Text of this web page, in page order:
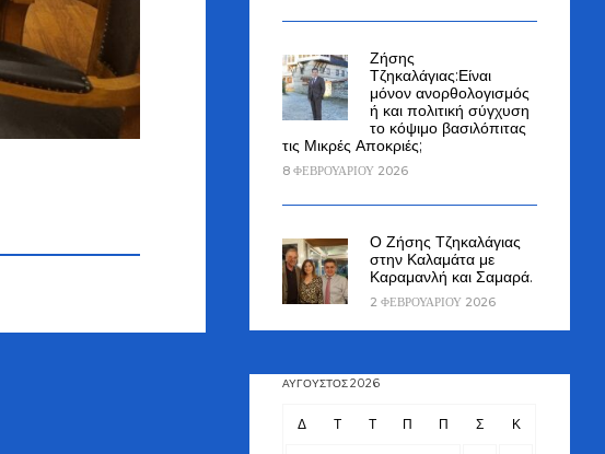
Ζήσης
Τζηκαλάγιας:Είναι
μόνον ανορθολογισμός
ή και πολιτική σύγχυση
το κόψιμο βασιλόπιτας
τις Μικρές Αποκριές;
8 ΦΕΒΡΟΥΑΡΊΟΥ 2026
Ο Ζήσης Τζηκαλάγιας
στην Καλαμάτα με
Καραμανλή και Σαμαρά.
2 ΦΕΒΡΟΥΑΡΊΟΥ 2026
ΑΎΓΟΥΣΤΟΣ 2026
Δ Τ Τ Π Π Σ Κ